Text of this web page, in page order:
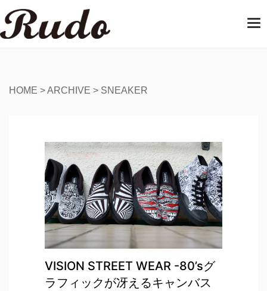
T
HOME >ARCHIVE > SNEAKER
VISION STREET WEAR -80’sグ
ラフィックが冴えるキャンバス